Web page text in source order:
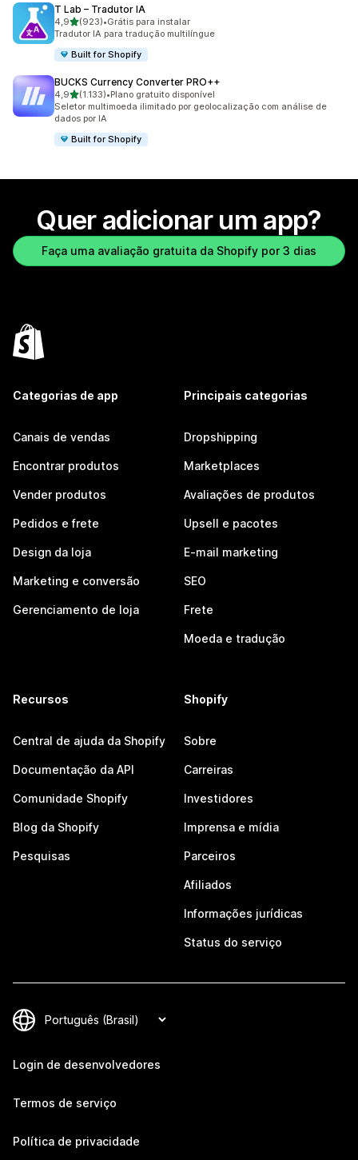
T Lab – Tradutor IA
4,9de 5 estrelas
(923)
923 avaliações ao todo
•Grátis para instalar
Tradutor IA para tradução multilíngue
Built for Shopify
BUCKS Currency Converter PRO++
4,9de 5 estrelas
(1.133)
1133 avaliações ao todo
•Plano gratuito disponível
Seletor multimoeda ilimitado por geolocalização com análise de
dados por IA
Built for Shopify
Quer adicionar um app?
Faça uma avaliação gratuita da Shopify por 3 dias
Categorias de app
Canais de vendas
Encontrar produtos
Vender produtos
Pedidos e frete
Design da loja
Marketing e conversão
Gerenciamento de loja
Principais categorias
Dropshipping
Marketplaces
Avaliações de produtos
Upsell e pacotes
E-mail marketing
SEO
Frete
Moeda e tradução
Recursos
Central de ajuda da Shopify
Documentação da API
Comunidade Shopify
Blog da Shopify
Pesquisas
Shopify
Sobre
Carreiras
Investidores
Imprensa e mídia
Parceiros
Afiliados
Informações jurídicas
Status do serviço
Login de desenvolvedores
Termos de serviço
Política de privacidade